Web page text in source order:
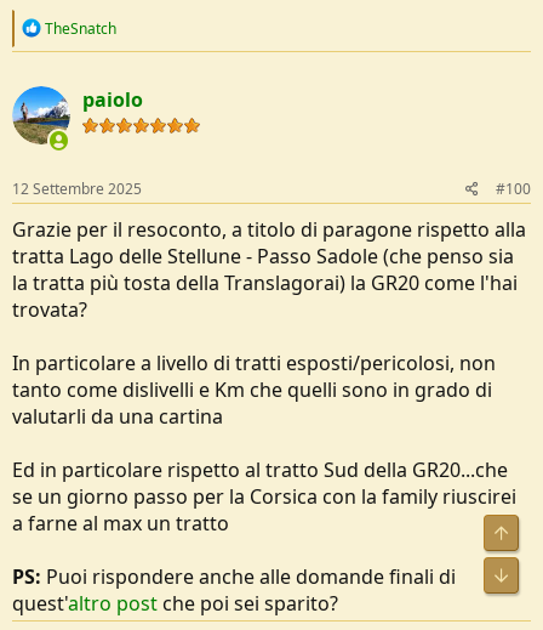
R
c
t
i
o
s
:
TheSnatch
paiolo
12 Settembre 2025 #100
Grazie per il resoconto, a titolo di paragone rispetto alla
tratta Lago delle Stellune - Passo Sadole (che penso sia
la tratta più tosta della Translagorai) la GR20 come l'hai
trovata?
In particolare a livello di tratti esposti/pericolosi, non
tanto come dislivelli e Km che quelli sono in grado di
valutarli da una cartina
Ed in particolare rispetto al tratto Sud della GR20...che
se un giorno passo per la Corsica con la family riuscirei
a farne al max un tratto
PS: Puoi rispondere anche alle domande finali di
quest'altro postche poi sei sparito?